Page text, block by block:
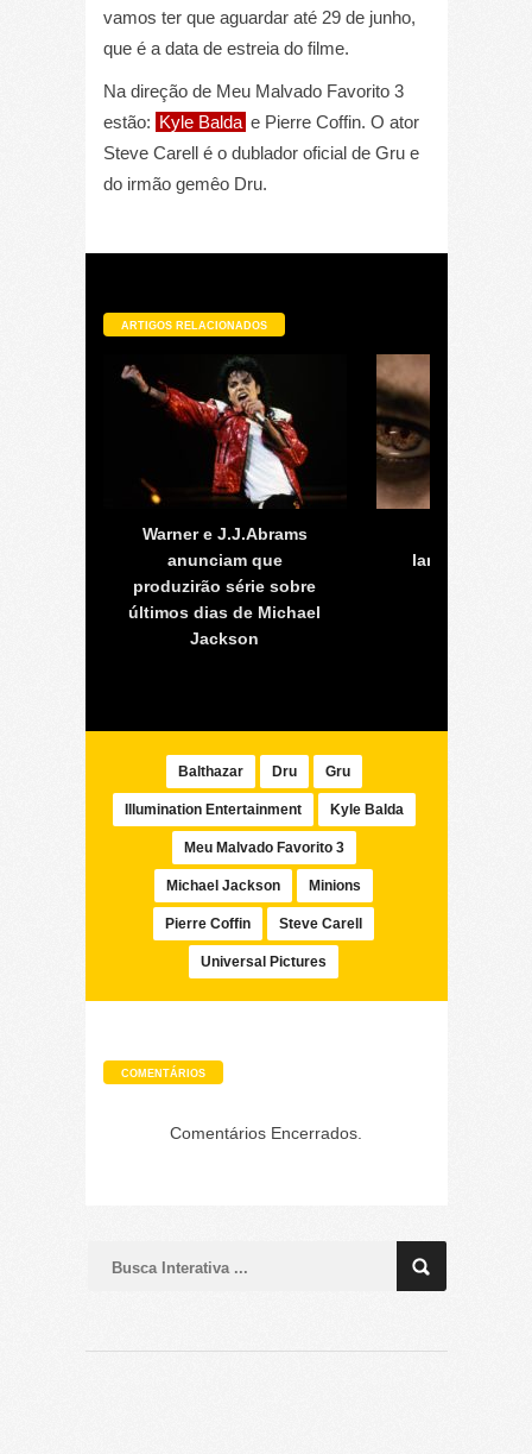
vamos ter que aguardar até 29 de junho,
que é a data de estreia do filme.
Na direção de Meu Malvado Favorito 3
estão: Kyle Balda e Pierre Coffin. O ator
Steve Carell é o dublador oficial de Gru e
do irmão gemêo Dru.
ARTIGOS RELACIONADOS
Warner e J.J.Abrams
anunciam que
produzirão série sobre
últimos dias de Michael
Jackson
lançado
Balthazar Dru Gru
Illumination Entertainment Kyle Balda
Meu Malvado Favorito 3
Michael Jackson Minions
Pierre Coffin Steve Carell
Universal Pictures
COMENTÁRIOS
Comentários Encerrados.